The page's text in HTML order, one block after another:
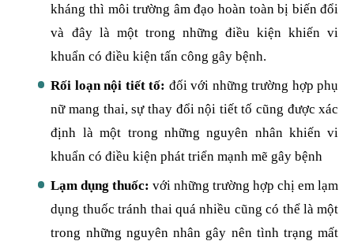
kháng thì môi trường âm đạo hoàn toàn bị biến đổi
và đây là một trong những điều kiện khiến vi
khuẩn có điều kiện tấn công gây bệnh.
Rối loạn nội tiết tố: đối với những trường hợp phụ
nữ mang thai, sự thay đổi nội tiết tố cũng được xác
định là một trong những nguyên nhân khiến vi
khuẩn có điều kiện phát triển mạnh mẽ gây bệnh
Lạm dụng thuốc: với những trường hợp chị em lạm
dụng thuốc tránh thai quá nhiều cũng có thể là một
trong những nguyên nhân gây nên tình trạng mất